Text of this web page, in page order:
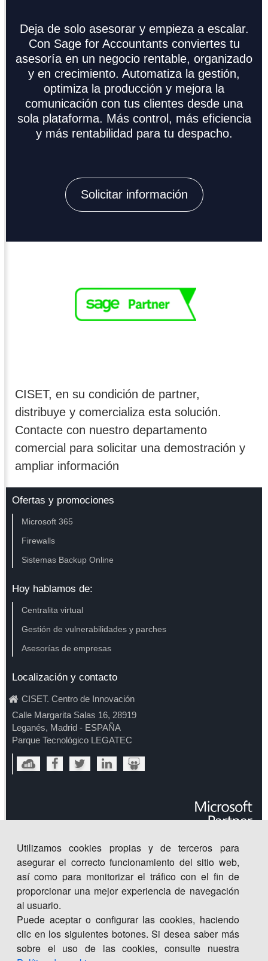
Deja de solo asesorar y empieza a escalar.
Con Sage for Accountants conviertes tu
asesoría en un negocio rentable, organizado
y en crecimiento. Automatiza la gestión,
optimiza la producción y mejora la
comunicación con tus clientes desde una
sola plataforma. Más control, más eficiencia
y más rentabilidad para tu despacho.
Solicitar información
CISET, en su condición de partner,
distribuye y comercializa esta solución.
Contacte con nuestro departamento
comercial para solicitar una demostración y
ampliar información
Ofertas y promociones
Microsoft 365
Firewalls
Sistemas Backup Online
Hoy hablamos de:
Centralita virtual
Gestión de vulnerabilidades y parches
Asesorías de empresas
Localización y contacto
CISET. Centro de Innovación
Calle Margarita Salas 16, 28919
Leganés, Madrid - ESPAÑA
Parque Tecnológico LEGATEC
CISET. Centro de Innovación © 2026. Todos los derechos
Utilizamos cookies propias y de terceros para
asegurar el correcto funcionamiento del sitio web,
así como para monitorizar el tráfico con el fin de
proporcionar una mejor experiencia de navegación
al usuario.
Puede aceptar o configurar las cookies, haciendo
clic en los siguientes botones. Si desea saber más
sobre el uso de las cookies, consulte nuestra